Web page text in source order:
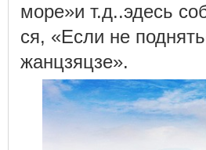
море»и т.д..эдесь
ся, «Если не
жанцзяцзе».